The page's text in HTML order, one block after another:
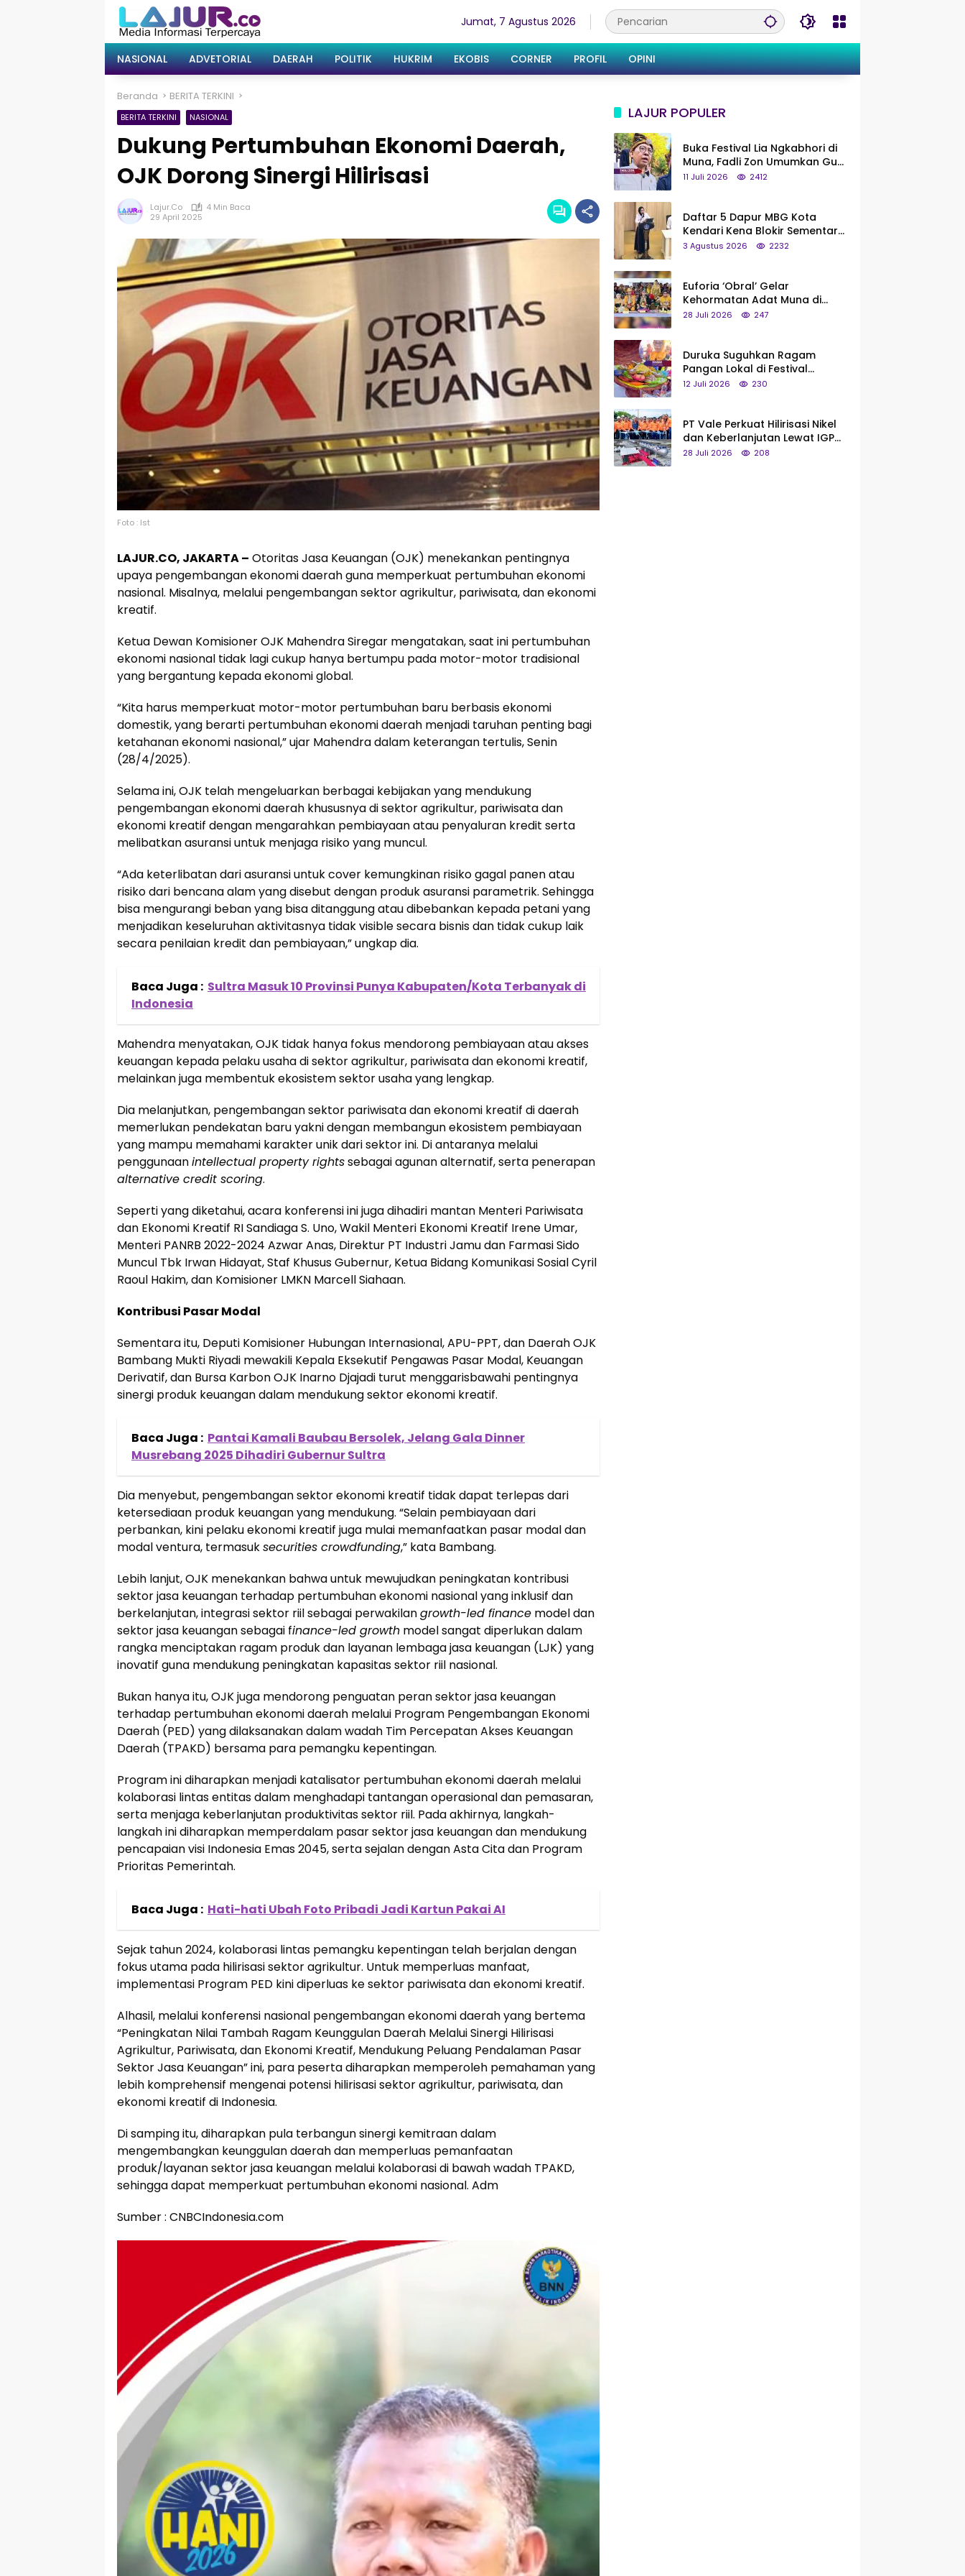
Jumat, 7 Agustus 2026
NASIONAL ADVETORIAL DAERAH POLITIK HUKRIM EKOBIS CORNER PROFIL OPINI
Beranda BERITA TERKINI
BERITA TERKINI NASIONAL
Dukung Pertumbuhan Ekonomi Daerah,
OJK Dorong Sinergi Hilirisasi
Lajur.co
4 Min Baca
29 April 2025
Foto : Ist
LAJUR.CO, JAKARTA – Otoritas Jasa Keuangan (OJK) menekankan pentingnya
upaya pengembangan ekonomi daerah guna memperkuat pertumbuhan ekonomi
nasional. Misalnya, melalui pengembangan sektor agrikultur, pariwisata, dan ekonomi
kreatif.
Ketua Dewan Komisioner OJK Mahendra Siregar mengatakan, saat ini pertumbuhan
ekonomi nasional tidak lagi cukup hanya bertumpu pada motor-motor tradisional
yang bergantung kepada ekonomi global.
“Kita harus memperkuat motor-motor pertumbuhan baru berbasis ekonomi
domestik, yang berarti pertumbuhan ekonomi daerah menjadi taruhan penting bagi
ketahanan ekonomi nasional,” ujar Mahendra dalam keterangan tertulis, Senin
(28/4/2025).
Selama ini, OJK telah mengeluarkan berbagai kebijakan yang mendukung
pengembangan ekonomi daerah khususnya di sektor agrikultur, pariwisata dan
ekonomi kreatif dengan mengarahkan pembiayaan atau penyaluran kredit serta
melibatkan asuransi untuk menjaga risiko yang muncul.
“Ada keterlibatan dari asuransi untuk cover kemungkinan risiko gagal panen atau
risiko dari bencana alam yang disebut dengan produk asuransi parametrik. Sehingga
bisa mengurangi beban yang bisa ditanggung atau dibebankan kepada petani yang
menjadikan keseluruhan aktivitasnya tidak visible secara bisnis dan tidak cukup laik
secara penilaian kredit dan pembiayaan,” ungkap dia.
Baca Juga : Sultra Masuk 10 Provinsi Punya Kabupaten/Kota Terbanyak di
Indonesia
Mahendra menyatakan, OJK tidak hanya fokus mendorong pembiayaan atau akses
keuangan kepada pelaku usaha di sektor agrikultur, pariwisata dan ekonomi kreatif,
melainkan juga membentuk ekosistem sektor usaha yang lengkap.
Dia melanjutkan, pengembangan sektor pariwisata dan ekonomi kreatif di daerah
memerlukan pendekatan baru yakni dengan membangun ekosistem pembiayaan
yang mampu memahami karakter unik dari sektor ini. Di antaranya melalui
penggunaanintellectual property rightssebagai agunan alternatif, serta penerapan
alternative credit scoring.
Seperti yang diketahui, acara konferensi ini juga dihadiri mantan Menteri Pariwisata
dan Ekonomi Kreatif RI Sandiaga S. Uno, Wakil Menteri Ekonomi Kreatif Irene Umar,
Menteri PANRB 2022-2024 Azwar Anas, Direktur PT Industri Jamu dan Farmasi Sido
Muncul Tbk Irwan Hidayat, Staf Khusus Gubernur, Ketua Bidang Komunikasi Sosial Cyril
Raoul Hakim, dan Komisioner LMKN Marcell Siahaan.
Kontribusi Pasar Modal
Sementara itu, Deputi Komisioner Hubungan Internasional, APU-PPT, dan Daerah OJK
Bambang Mukti Riyadi mewakili Kepala Eksekutif Pengawas Pasar Modal, Keuangan
Derivatif, dan Bursa Karbon OJK Inarno Djajadi turut menggarisbawahi pentingnya
sinergi produk keuangan dalam mendukung sektor ekonomi kreatif.
Baca Juga : Pantai Kamali Baubau Bersolek, Jelang Gala Dinner
Musrebang 2025 Dihadiri Gubernur Sultra
Dia menyebut, pengembangan sektor ekonomi kreatif tidak dapat terlepas dari
ketersediaan produk keuangan yang mendukung. “Selain pembiayaan dari
perbankan, kini pelaku ekonomi kreatif juga mulai memanfaatkan pasar modal dan
modal ventura, termasuksecurities crowdfunding,” kata Bambang.
Lebih lanjut, OJK menekankan bahwa untuk mewujudkan peningkatan kontribusi
sektor jasa keuangan terhadap pertumbuhan ekonomi nasional yang inklusif dan
berkelanjutan, integrasi sektor riil sebagai perwakilangrowth-led finance model dan
sektor jasa keuangan sebagai finance-led growth model sangat diperlukan dalam
rangka menciptakan ragam produk dan layanan lembaga jasa keuangan (LJK) yang
inovatif guna mendukung peningkatan kapasitas sektor riil nasional.
Bukan hanya itu, OJK juga mendorong penguatan peran sektor jasa keuangan
terhadap pertumbuhan ekonomi daerah melalui Program Pengembangan Ekonomi
Daerah (PED) yang dilaksanakan dalam wadah Tim Percepatan Akses Keuangan
Daerah (TPAKD) bersama para pemangku kepentingan.
Program ini diharapkan menjadi katalisator pertumbuhan ekonomi daerah melalui
kolaborasi lintas entitas dalam menghadapi tantangan operasional dan pemasaran,
serta menjaga keberlanjutan produktivitas sektor riil. Pada akhirnya, langkah-
langkah ini diharapkan memperdalam pasar sektor jasa keuangan dan mendukung
pencapaian visi Indonesia Emas 2045, serta sejalan dengan Asta Cita dan Program
Prioritas Pemerintah.
Baca Juga : Hati-hati Ubah Foto Pribadi Jadi Kartun Pakai AI
Sejak tahun 2024, kolaborasi lintas pemangku kepentingan telah berjalan dengan
fokus utama pada hilirisasi sektor agrikultur. Untuk memperluas manfaat,
implementasi Program PED kini diperluas ke sektor pariwisata dan ekonomi kreatif.
Alhasil, melalui konferensi nasional pengembangan ekonomi daerah yang bertema
“Peningkatan Nilai Tambah Ragam Keunggulan Daerah Melalui Sinergi Hilirisasi
Agrikultur, Pariwisata, dan Ekonomi Kreatif, Mendukung Peluang Pendalaman Pasar
Sektor Jasa Keuangan” ini, para peserta diharapkan memperoleh pemahaman yang
lebih komprehensif mengenai potensi hilirisasi sektor agrikultur, pariwisata, dan
ekonomi kreatif di Indonesia.
Di samping itu, diharapkan pula terbangun sinergi kemitraan dalam
mengembangkan keunggulan daerah dan memperluas pemanfaatan
produk/layanan sektor jasa keuangan melalui kolaborasi di bawah wadah TPAKD,
sehingga dapat memperkuat pertumbuhan ekonomi nasional. Adm
Sumber : CNBCIndonesia.com
LAJUR POPULER
Buka Festival Lia Ngkabhori di
Muna, Fadli Zon Umumkan Gua
Metanduno Segera Naik Status
11 Juli 2026 2412
Daftar 5 Dapur MBG Kota
Kendari Kena Blokir Sementara
dari Pusat
3 Agustus 2026 2232
Euforia ‘Obral’ Gelar
Kehormatan Adat Muna di
Silaturahmi KKMM, Ridwan Bae:
28 Juli 2026 247
Duruka Suguhkan Ragam
Pangan Lokal di Festival
Liangkobhori, Dari Umbi Rebus
12 Juli 2026 230
PT Vale Perkuat Hilirisasi Nikel
dan Keberlanjutan Lewat IGP
Morowali
28 Juli 2026 208